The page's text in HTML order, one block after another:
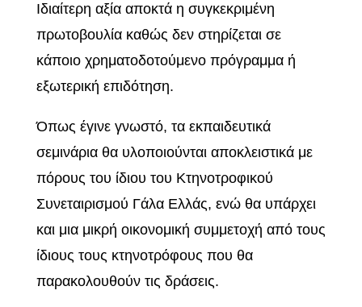
Ιδιαίτερη αξία αποκτά η συγκεκριμένη
πρωτοβουλία καθώς δεν στηρίζεται σε
κάποιο χρηματοδοτούμενο πρόγραμμα ή
εξωτερική επιδότηση.
Όπως έγινε γνωστό, τα εκπαιδευτικά
σεμινάρια θα υλοποιούνται αποκλειστικά με
πόρους του ίδιου του Κτηνοτροφικού
Συνεταιρισμού Γάλα Ελλάς, ενώ θα υπάρχει
και μια μικρή οικονομική συμμετοχή από τους
ίδιους τους κτηνοτρόφους που θα
παρακολουθούν τις δράσεις.